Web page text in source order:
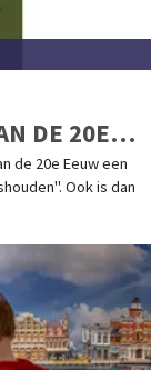
DE 20E
de 20e Eeuw een
Ook is dan